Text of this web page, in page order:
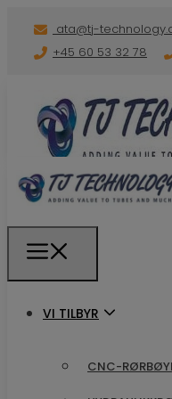
ata@tj-
+45 60 53 32 78
VI TILBYR
CNC-